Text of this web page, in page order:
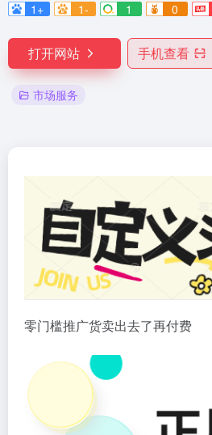
1+
1- 1 0
打开网站 手机查看
市场服务
零门槛推广货卖出去了再付费